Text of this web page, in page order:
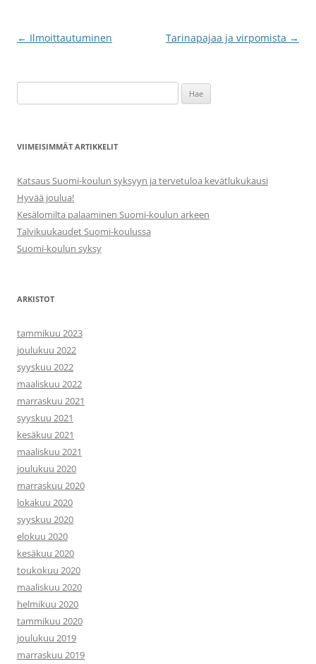
Artikkelien
← Ilmoittautuminen Tarinapajaa ja virpomista →
VIIMEISIMMÄT ARTIKKELIT
Katsaus Suomi-koulun syksyyn ja tervetuloa kevätlukukausi
Hyvää joulua!
Kesälomilta palaaminen Suomi-koulun arkeen
Talvikuukaudet Suomi-koulussa
Suomi-koulun syksy
ARKISTOT
tammikuu 2023
joulukuu 2022
syyskuu 2022
maaliskuu 2022
marraskuu 2021
syyskuu 2021
kesäkuu 2021
maaliskuu 2021
joulukuu 2020
marraskuu 2020
lokakuu 2020
syyskuu 2020
elokuu 2020
kesäkuu 2020
toukokuu 2020
maaliskuu 2020
helmikuu 2020
tammikuu 2020
joulukuu 2019
marraskuu 2019